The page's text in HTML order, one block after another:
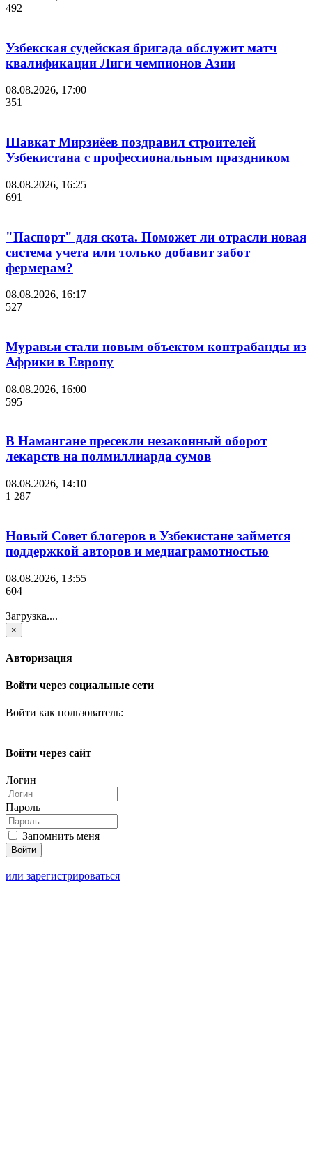
492
Узбекская судейская бригада обслужит матч
квалификации Лиги чемпионов Азии
08.08.2026, 17:00
351
Шавкат Мирзиёев поздравил строителей
Узбекистана с профессиональным праздником
08.08.2026, 16:25
691
"Паспорт" для скота. Поможет ли отрасли новая
система учета или только добавит забот
фермерам?
08.08.2026, 16:17
527
Муравьи стали новым объектом контрабанды из
Африки в Европу
08.08.2026, 16:00
595
В Намангане пресекли незаконный оборот
лекарств на полмиллиарда сумов
08.08.2026, 14:10
1 287
Новый Совет блогеров в Узбекистане займется
поддержкой авторов и медиаграмотностью
08.08.2026, 13:55
604
Загрузка....
×
Авторизация
Войти через социальные сети
Войти как пользователь:
Войти через сайт
Логин
Пароль
Запомнить меня
или зарегистрироваться